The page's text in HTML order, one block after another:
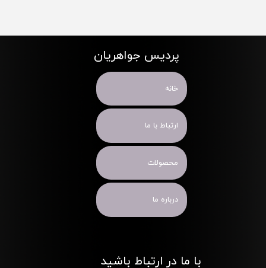
پردیس جواهریان
خانه
ارتباط با ما
محصولات
درباره ما
با ما در ارتباط باشید